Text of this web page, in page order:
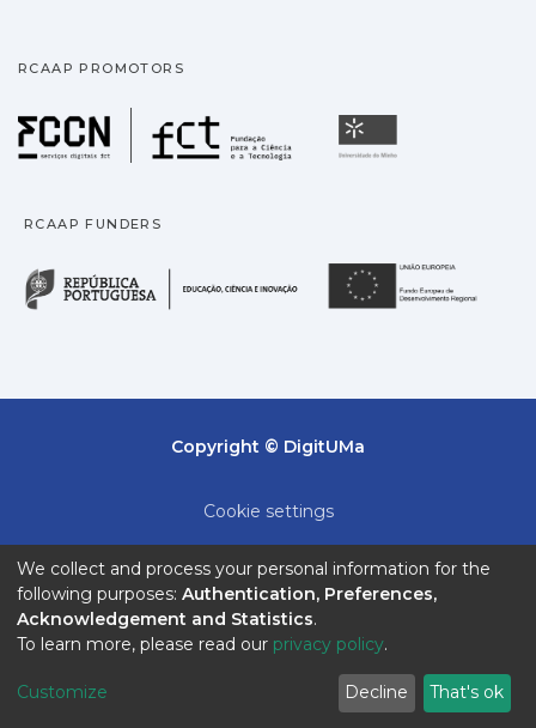
RCAAP PROMOTORS
Fundação para a
RCAAP FUNDERS
República Portuguesa
Copyright © DigitUMa
Cookie settings
End User Agreement
Send Feedback
We collect and process your personal information for the
following purposes: Authentication, Preferences,
Acknowledgement and Statistics.
To learn more, please read our privacy policy.
Customize Decline That's ok